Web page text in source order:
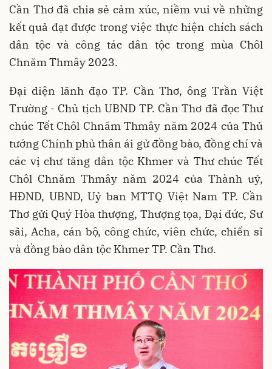
Cần Thơ đã chia sẻ cảm xúc, niềm vui về những
kết quả đạt được trong việc thực hiện chích sách
dân tộc và công tác dân tộc trong mùa Chôl
Chnăm Thmây 2023.
Đại diện lãnh đạo TP. Cần Thơ, ông Trần Việt
Trường - Chủ tịch UBND TP. Cần Thơ đã đọc Thư
chúc Tết Chôl Chnăm Thmây năm 2024 của Thủ
tướng Chính phủ thân ái gử đồng bào, đồng chí và
các vị chư tăng dân tộc Khmer và Thư chúc Tết
Chôl Chnăm Thmây năm 2024 của Thành uỷ,
HĐND, UBND, Uỷ ban MTTQ Việt Nam TP. Cần
Thơ gửi Quý Hòa thượng, Thượng tọa, Đại đức, Sư
sãi, Acha, cán bộ, công chức, viên chức, chiến sĩ
và đồng bào dân tộc Khmer TP. Cần Thơ.